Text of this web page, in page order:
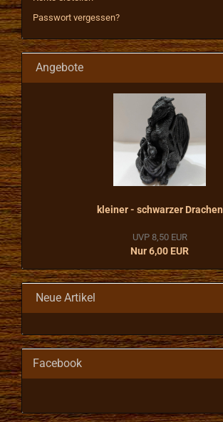
Passwort vergessen?
Angebote
kleiner - schwarzer Drachen
UVP 8,50 EUR
Nur 6,00 EUR
Neue Artikel
Facebook